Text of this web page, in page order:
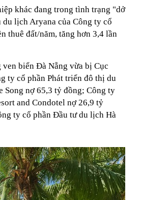
khác đang trong tình trạng "dở
lịch Aryana của Công ty cổ
thuê đất/năm, tăng hơn 3,4 lần
biển Đà Nẵng vừa bị Cục
ty cổ phần Phát triển đô thị du
Song nợ 65,3 tỷ đồng; Công ty
and Condotel nợ 26,9 tỷ
ty cổ phần Đầu tư du lịch Hà